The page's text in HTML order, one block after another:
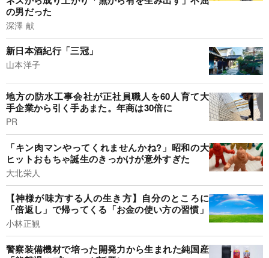
の男だった
深澤 献
新日本酒紀行「三冠」
山本洋子
地方の防水工事会社が正社員職人を60人育て大
手企業から引く手あまた。年商は30倍に
PR
「キン肉マンやってくれませんかね?」昭和の大
ヒットおもちゃ誕生のきっかけが意外すぎた
大北栄人
【神様が味方する人の生き方】自分のところに
「倍返し」で帰ってくる「お金の使い方の習慣」
小林正観
警察装備機材で培った開発力から生まれた純国産